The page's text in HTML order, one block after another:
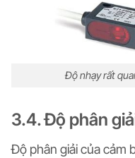
Độ nhạy rất
3.4. Độ phân
Độ phân giải của cảm